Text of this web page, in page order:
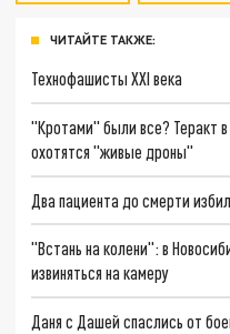
ЧИТАЙТЕ ТАКЖЕ:
Технофашисты XXI века
"Кротами" были все? Теракт
охотятся "живые дроны"
Два пациента до смерти
"Встань на колени": в
извиняться на камеру
Даня с Дашей спаслись от